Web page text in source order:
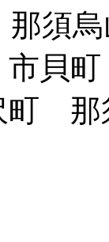
須
貝
町 那